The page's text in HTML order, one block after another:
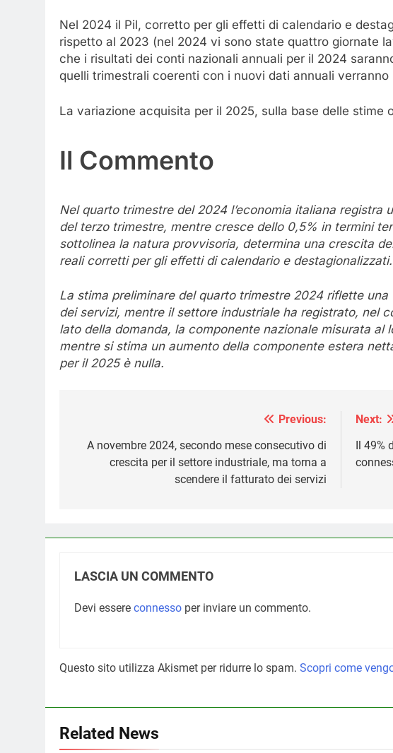
Nel 2024 il Pil, corretto per gli effetti di calendario e
rispetto al 2023 (nel 2024 vi sono state quattro giornate
che i risultati dei conti nazionali annuali per il 2024
quelli trimestrali coerenti con i nuovi dati annuali
La variazione acquisita per il 2025, sulla base delle stime
Il Commento
Nel quarto trimestre del 2024 l’economia italiana registra
del terzo trimestre, mentre cresce dello 0,5% in termini
sottolinea la natura provvisoria, determina una crescita
reali corretti per gli effetti di calendario e destagionalizzati.
La stima preliminare del quarto trimestre 2024 riflette
dei servizi, mentre il settore industriale ha registrato, nel
lato della domanda, la componente nazionale misurata al
mentre si stima un aumento della componente estera
per il 2025 è nulla.
articoli
Previous:
A novembre 2024, secondo mese consecutivo di
crescita per il settore industriale, ma torna a
scendere il fatturato dei servizi
Next:
Il 49%
LASCIA UN COMMENTO
Devi essere connesso per inviare un commento.
Questo sito utilizza Akismet per ridurre lo spam. Scopri come
Related News